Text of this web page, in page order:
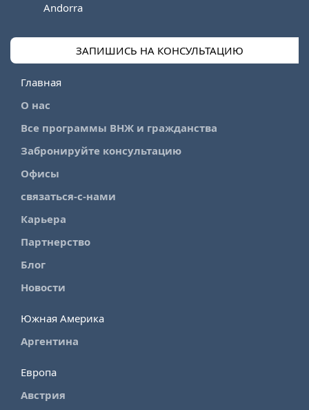
Andorra
ЗАПИШИСЬ НА КОНСУЛЬТАЦИЮ
Главная
О нас
Все программы ВНЖ и гражданства
Забронируйте консультацию
Офисы
связаться-с-нами
Карьера
Партнерство
Блог
Новости
Южная Америка
Аргентина
Европа
Австрия